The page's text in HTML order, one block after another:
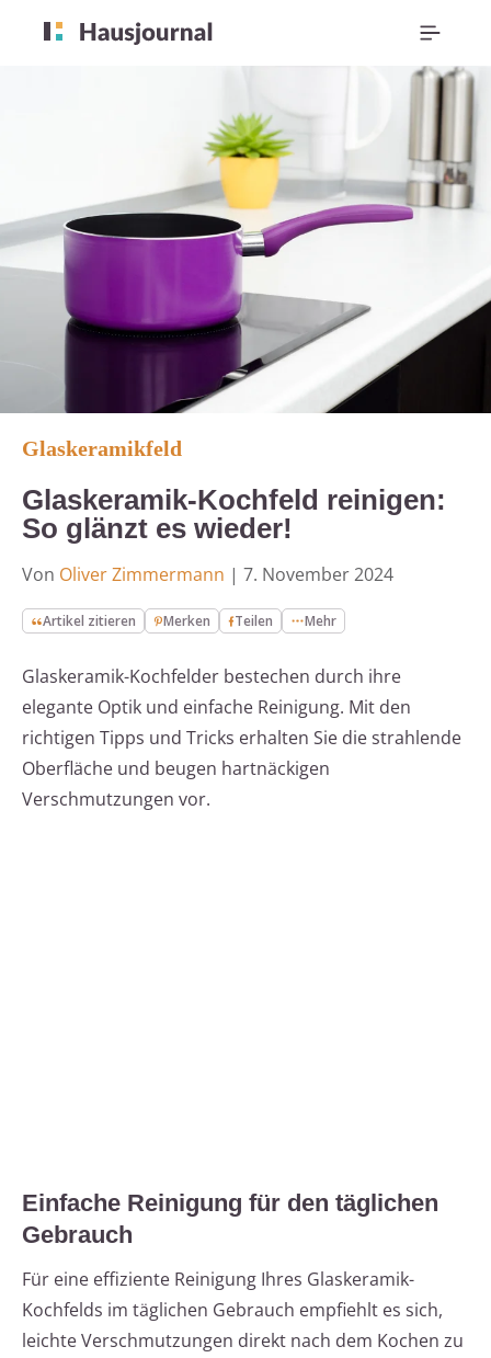
Glaskeramikfeld
Glaskeramik-Kochfeld reinigen:
So glänzt es wieder!
Von Oliver Zimmermann | 7. November 2024
Artikel zitieren Merken Teilen Mehr
Glaskeramik-Kochfelder bestechen durch ihre
elegante Optik und einfache Reinigung. Mit den
richtigen Tipps und Tricks erhalten Sie die strahlende
Oberfläche und beugen hartnäckigen
Verschmutzungen vor.
Einfache Reinigung für den täglichen
Gebrauch
Für eine effiziente Reinigung Ihres Glaskeramik-
Kochfelds im täglichen Gebrauch empfiehlt es sich,
leichte Verschmutzungen direkt nach dem Kochen zu